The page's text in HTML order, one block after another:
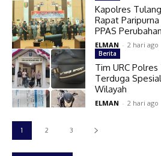
Kapolres
Rapat
PPAS
ELMAN - 2 hari ago
Berita
Tim URC
Terduga
Wilayah
ELMAN - 2 hari ago
1 2 3